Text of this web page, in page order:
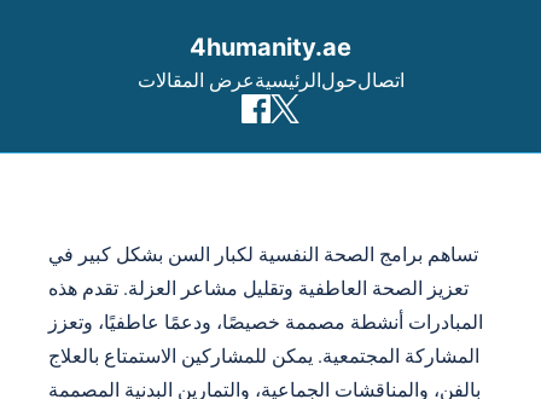
4humanity.ae
عرض المقالاتالرئيسيةحولاتصال
تساهم برامج الصحة النفسية لكبار السن بشكل كبير في
تعزيز الصحة العاطفية وتقليل مشاعر العزلة. تقدم هذه
المبادرات أنشطة مصممة خصيصًا، ودعمًا عاطفيًا، وتعزز
المشاركة المجتمعية. يمكن للمشاركين الاستمتاع بالعلاج
بالفن، والمناقشات الجماعية، والتمارين البدنية المصممة